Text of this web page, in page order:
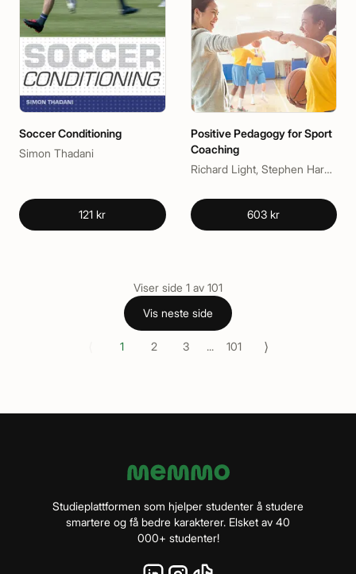
Soccer Conditioning
Simon Thadani
121 kr
Positive Pedagogy for Sport
Coaching
Richard Light, Stephen Harvey
603 kr
Viser side 1 av 101
Vis neste side
1 2 3 ... 101 ⟩
Studieplattformen som hjelper studenter å studere
smartere og få bedre karakterer. Elsket av 40
000+ studenter!